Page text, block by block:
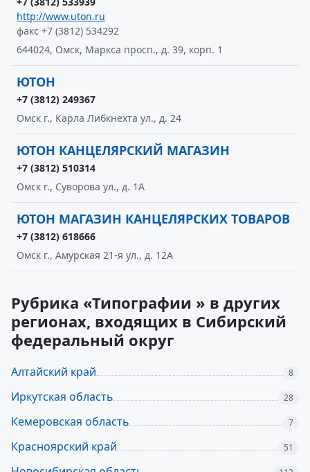
http://www.uton.ru
факс +7 (3812) 534292
644024, Омск, Маркса просп., д. 39, корп. 1
ЮТОН
+7 (3812) 249367
Омск г., Карла Либкнехта ул., д. 24
ЮТОН КАНЦЕЛЯРСКИЙ МАГАЗИН
+7 (3812) 510314
Омск г., Суворова ул., д. 1А
ЮТОН МАГАЗИН КАНЦЕЛЯРСКИХ ТОВАРОВ
+7 (3812) 618666
Омск г., Амурская 21-я ул., д. 12А
Рубрика «Типографии » в других
регионах, входящих в Сибирский
федеральный округ
Алтайский край 8
Иркутская область 28
Кемеровская область 7
Красноярский край 51